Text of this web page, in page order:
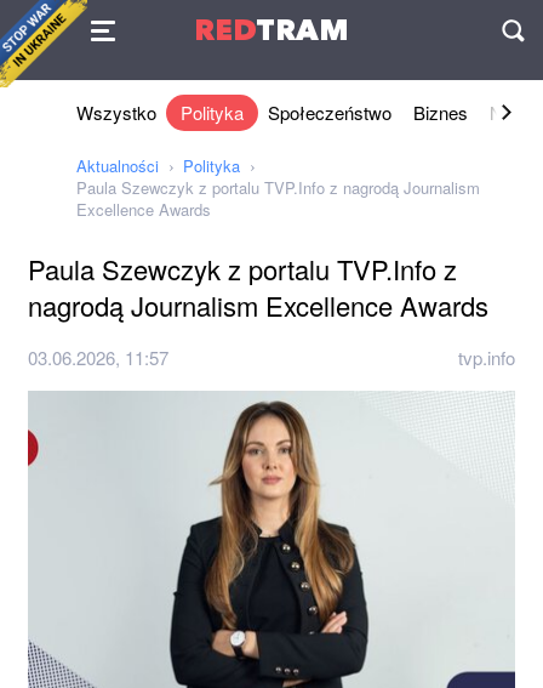
REDTRAM
Umowa
Wszystko Polityka Społeczeństwo Biznes Nauki
Aktualności
Polityka
Paula Szewczyk z portalu TVP.Info z nagrodą Journalism
Excellence Awards
Paula Szewczyk z portalu TVP.Info z
nagrodą Journalism Excellence Awards
03.06.2026, 11:57 tvp.info